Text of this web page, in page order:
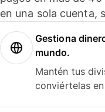
en una sola cuenta,
Gestiona
mundo.
Mantén tus
conviértelas